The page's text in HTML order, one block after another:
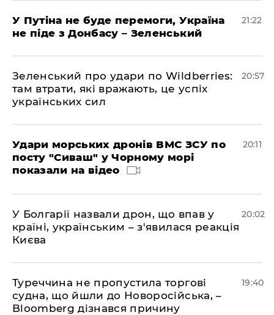
У Путіна не буде перемоги, Україна
не піде з Донбасу – Зеленський
21:22
Зеленський про удари по Wildberries:
там втрати, які вражають, це успіх
українських сил
20:57
Удари морських дронів ВМС ЗСУ по
посту "Сиваш" у Чорному морі
показали на відео
20:11
У Болгарії назвали дрон, що впав у
країні, українським – з'явилася реакція
Києва
20:02
Туреччина не пропустила торгові
судна, що йшли до Новоросійська, –
Bloomberg дізнався причину
19:40